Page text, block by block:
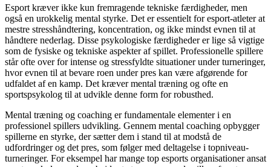
Esport kræver ikke kun fremragende tekniske færdigheder, men
også en urokkelig mental styrke. Det er essentielt for esport-atleter at
mestre stresshåndtering, koncentration, og ikke mindst evnen til at
håndtere nederlag. Disse psykologiske færdigheder er lige så vigtige
som de fysiske og tekniske aspekter af spillet. Professionelle spillere
står ofte over for intense og stressfyldte situationer under turneringer,
hvor evnen til at bevare roen under pres kan være afgørende for
udfaldet af en kamp. Det kræver mental træning og ofte en
sportspsykolog til at udvikle denne form for robusthed.
Mental træning og coaching er fundamentale elementer i en
professionel spillers udvikling. Gennem mental coaching opbygger
spillerne en styrke, der sætter dem i stand til at modstå de
udfordringer og det pres, som følger med deltagelse i topniveau-
turneringer. For eksempel har mange top esports organisationer ansat